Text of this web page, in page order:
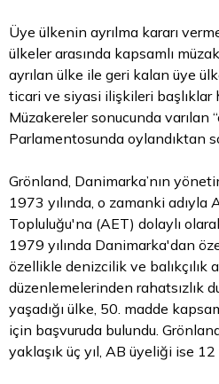
Üye ülkenin ayrılma kararı
ülkeler arasında kapsamlı
ayrılan ülke ile geri kalan üye
ticari ve siyasi ilişkileri başlıklar
Müzakereler sonucunda varılan
Parlamentosunda oylandıktan
Grönland, Danimarka’nın
1973 yılında, o zamanki adıyla
Topluluğu'na (AET) dolaylı
1979 yılında Danimarka'dan
özellikle denizcilik ve balıkçılık
düzenlemelerinden rahatsızlık
yaşadığı ülke, 50. madde
için başvuruda bulundu.
yaklaşık üç yıl, AB üyeliği ise 12